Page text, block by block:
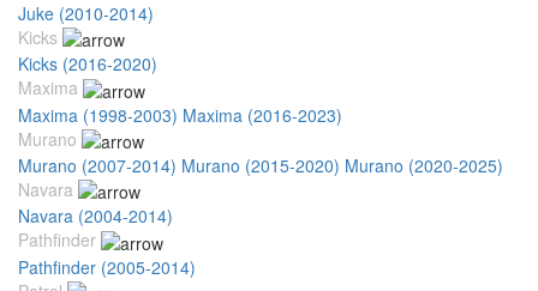
Juke (2010-2014)
Kicks
Kicks (2016-2020)
Maxima
Maxima (1998-2003) Maxima (2016-2023)
Murano
Murano (2007-2014) Murano (2015-2020) Murano (2020-2025)
Navara
Navara (2004-2014)
Pathfinder
Pathfinder (2005-2014)